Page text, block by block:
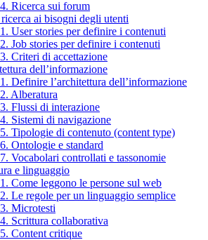
Ricerca sui forum
ai bisogni degli utenti
User stories per definire i contenuti
Job stories per definire i contenuti
Criteri di accettazione
dell’informazione
Definire l’architettura dell’informazione
Alberatura
Flussi di interazione
Sistemi di navigazione
Tipologie di contenuto (content type)
Ontologie e standard
Vocabolari controllati e tassonomie
e linguaggio
Come leggono le persone sul web
Le regole per un linguaggio semplice
Microtesti
Scrittura collaborativa
Content critique